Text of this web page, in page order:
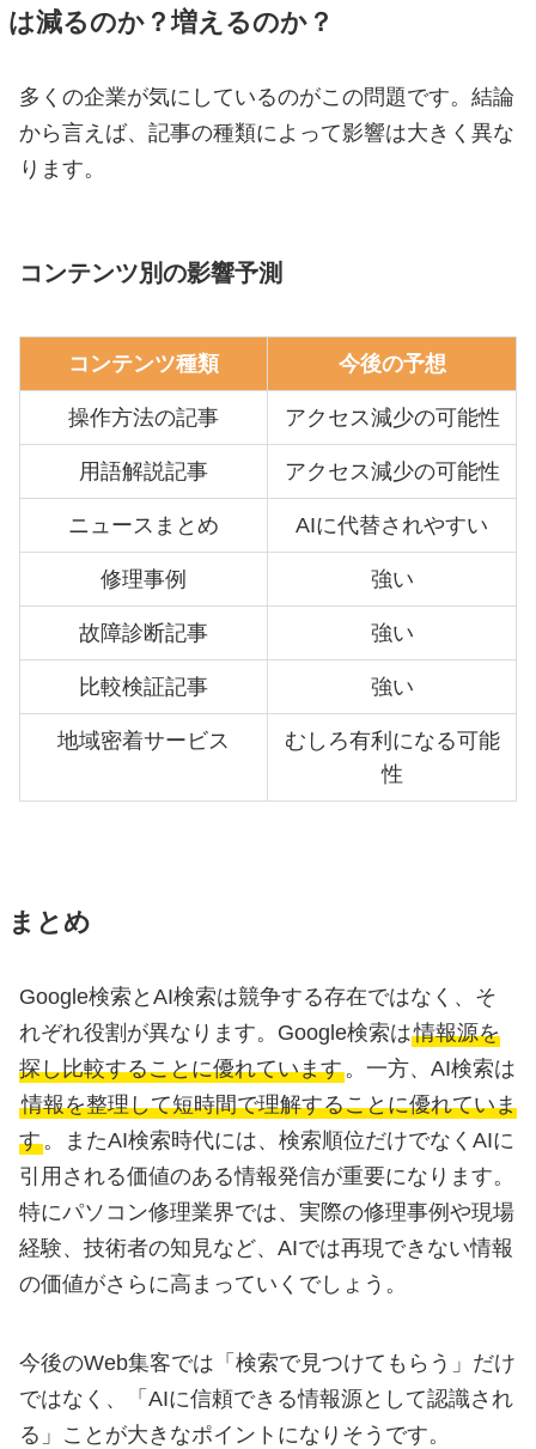
は減るのか？増えるのか？
多くの企業が気にしているのがこの問題です。結論
から言えば、記事の種類によって影響は大きく異な
ります。
コンテンツ別の影響予測
コンテンツ種類 今後の予想
操作方法の記事 アクセス減少の可能性
用語解説記事 アクセス減少の可能性
ニュースまとめ AIに代替されやすい
修理事例 強い
故障診断記事 強い
比較検証記事 強い
地域密着サービス
むしろ有利になる可能
性
まとめ
Google検索とAI検索は競争する存在ではなく、そ
れぞれ役割が異なります。Google検索は情報源を
探し比較することに優れています。一方、AI検索は
情報を整理して短時間で理解することに優れていま
す。またAI検索時代には、検索順位だけでなくAIに
引用される価値のある情報発信が重要になります。
特にパソコン修理業界では、実際の修理事例や現場
経験、技術者の知見など、AIでは再現できない情報
の価値がさらに高まっていくでしょう。
今後のWeb集客では「検索で見つけてもらう」だけ
ではなく、「AIに信頼できる情報源として認識され
る」ことが大きなポイントになりそうです。